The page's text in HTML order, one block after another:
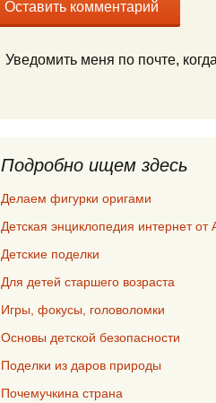
Уведомить меня по почте,
Подробно ищем здесь
Делаем фигурки оригами
Детская энциклопедия интернет от
Детские поделки
Для детей старшего возраста
Игры, фокусы, головоломки
Основы детской безопасности
Поделки из даров природы
Почемучкина страна